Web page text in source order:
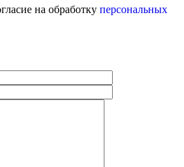
на обработку персональных